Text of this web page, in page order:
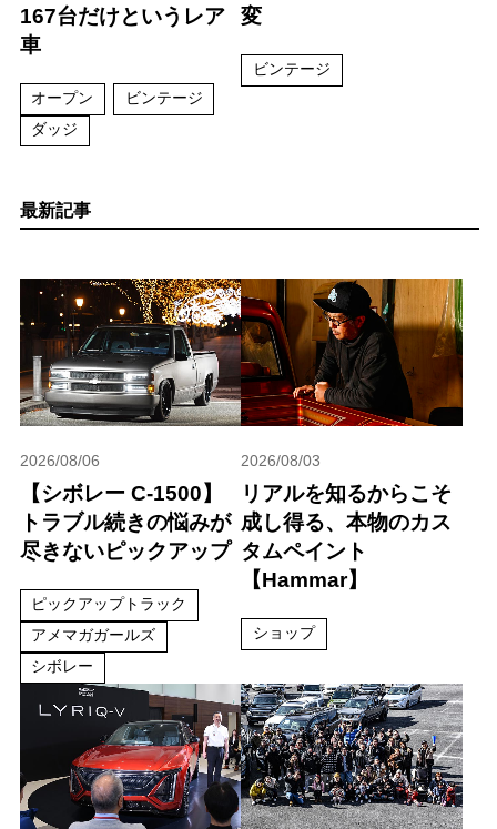
167台だけというレア
車
オープン
ビンテージ
ダッジ
変
ビンテージ
最新記事
2026/08/06
【シボレー C-1500】
トラブル続きの悩みが
尽きないピックアップ
ピックアップトラック
アメマガガールズ
シボレー
2026/08/03
リアルを知るからこそ
成し得る、本物のカス
タムペイント
【Hammar】
ショップ